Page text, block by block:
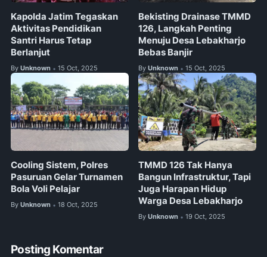
Kapolda Jatim Tegaskan
Aktivitas Pendidikan
Santri Harus Tetap
Berlanjut
By Unknown • 15 Oct, 2025
Bekisting Drainase TMMD
126, Langkah Penting
Menuju Desa Lebakharjo
Bebas Banjir
By Unknown • 15 Oct, 2025
Cooling Sistem, Polres
Pasuruan Gelar Turnamen
Bola Voli Pelajar
By Unknown • 18 Oct, 2025
TMMD 126 Tak Hanya
Bangun Infrastruktur, Tapi
Juga Harapan Hidup
Warga Desa Lebakharjo
By Unknown • 19 Oct, 2025
Posting Komentar